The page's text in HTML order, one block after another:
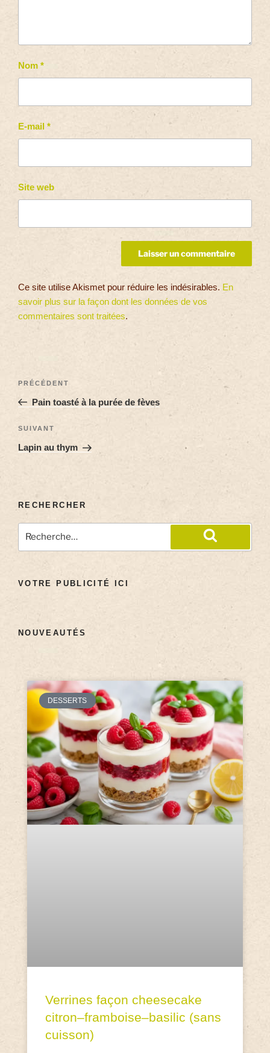
Nom *
E-mail *
Site web
Ce site utilise Akismet pour réduire les indésirables. En
savoir plus sur la façon dont les données de vos
commentaires sont traitées.
PRÉCÉDENT
Pain toasté à la purée de fèves
SUIVANT
Lapin au thym
RECHERCHER
VOTRE PUBLICITÉ ICI
NOUVEAUTÉS
DESSERTS
Verrines façon cheesecake
citron–framboise–basilic (sans
cuisson)